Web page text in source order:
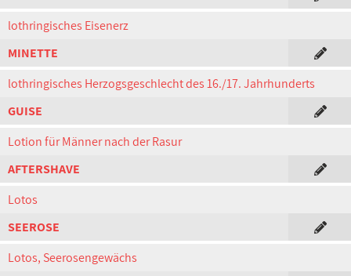
lothringisches Eisenerz
MINETTE
lothringisches Herzogsgeschlecht des 16./17. Jahrhunderts
GUISE
Lotion für Männer nach der Rasur
AFTERSHAVE
Lotos
SEEROSE
Lotos, Seerosengewächs